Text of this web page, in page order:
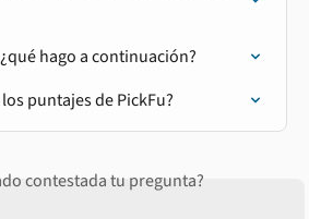
hago a continuación?
puntajes de PickFu?
contestada tu pregunta?